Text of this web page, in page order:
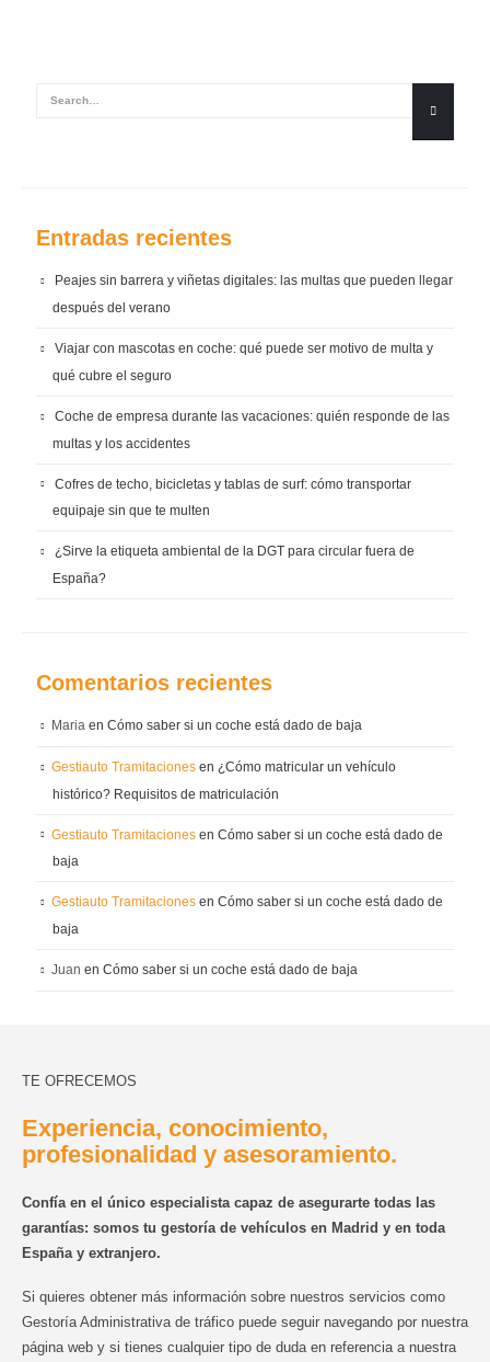
Entradas recientes
Peajes sin barrera y viñetas digitales: las multas que pueden llegar
después del verano
Viajar con mascotas en coche: qué puede ser motivo de multa y
qué cubre el seguro
Coche de empresa durante las vacaciones: quién responde de las
multas y los accidentes
Cofres de techo, bicicletas y tablas de surf: cómo transportar
equipaje sin que te multen
¿Sirve la etiqueta ambiental de la DGT para circular fuera de
España?
Comentarios recientes
Maria en Cómo saber si un coche está dado de baja
Gestiauto Tramitaciones en ¿Cómo matricular un vehículo
histórico? Requisitos de matriculación
Gestiauto Tramitaciones en Cómo saber si un coche está dado de
baja
Gestiauto Tramitaciones en Cómo saber si un coche está dado de
baja
Juan en Cómo saber si un coche está dado de baja
TE OFRECEMOS
Experiencia, conocimiento,
profesionalidad y asesoramiento.
Confía en el único especialista capaz de asegurarte todas las
garantías: somos tu gestoría de vehículos en Madrid y en toda
España y extranjero.
Si quieres obtener más información sobre nuestros servicios como
Gestoría Administrativa de tráfico puede seguir navegando por nuestra
página web y si tienes cualquier tipo de duda en referencia a nuestra